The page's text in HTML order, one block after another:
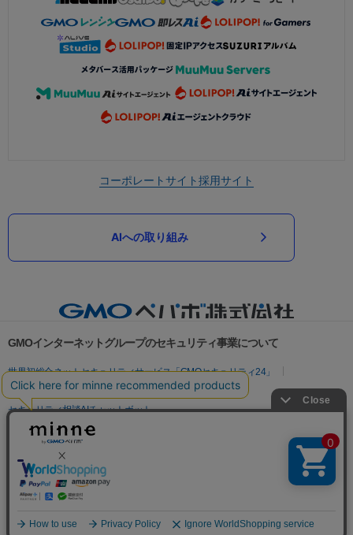
コーポレートサイト採用サイト
AIへの取り組み
GMOインターネットグループのセキュリティ事業について
世界初総合ネットセキュリティサービス「GMOセキュリティ24」
パスワード漏洩診断
Webサイトリスク診断
セキュリティ相談AIチャットボット
実在証明・盗聴対策
サイバー攻撃対策（GMO Flatt Security）
セキュリティ事業の軌跡